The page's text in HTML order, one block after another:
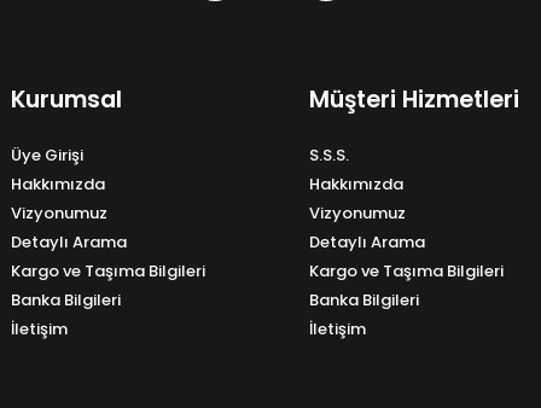
Kurumsal
Üye Girişi
Hakkımızda
Vizyonumuz
Detaylı Arama
Kargo ve Taşıma Bilgileri
Banka Bilgileri
İletişim
Müşteri Hizmetleri
S.S.S.
Hakkımızda
Vizyonumuz
Detaylı Arama
Kargo ve Taşıma Bilgileri
Banka Bilgileri
İletişim